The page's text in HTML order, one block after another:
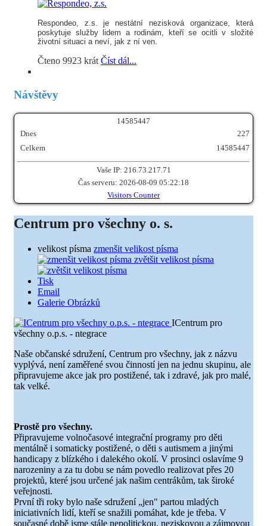
Respondeo, z.s.
je nestátní nezisková organizace, která
poskytuje služby lidem a rodinám, kteří se ocitli v složité
životní situaci a neví, jak z ní ven.
Čteno 9923 krát Číst dál...
Návštěvy
1 4585447
Dnes
Celkem
227
14585447
Vaše IP: 216.73.217.71
Čas serveru: 2026-08-09 05:22:18
Visitors Counter
Centrum pro všechny o. s.
velikost písma zmenšit velikost písma
zvětšit velikost písma
Tisk
Email
Galerie Obrázků
ICentrum pro
všechny o.p.s. - ntegrace
Naše občanské sdružení, Centrum pro všechny, jak z názvu
vyplývá, není zaměřené svou činností jen na jednu skupinu, ale
připravujeme akce jak pro postižené, tak i zdravé, jak pro malé,
tak velké.
Prostě pro všechny.
Připravujeme volnočasové integrační programy pro děti
mentálně i somaticky postižené, o děti s autismem a jinými
handicapy z blízkého i dalekého okolí. V prosinci oslavíme 9
narozeniny a za tu dobu se nám povedlo realizovat přes 20
projektů, které jsou určené jak našim centrákům, tak široké
veřejnosti.
První tři roky bylo naše sdružení „jen" partou mladých
iniciativních lidí, kteří se snažili pomáhat, kde je třeba. V
současné době jsme stále nepolitickou, neziskovou a zájmovou